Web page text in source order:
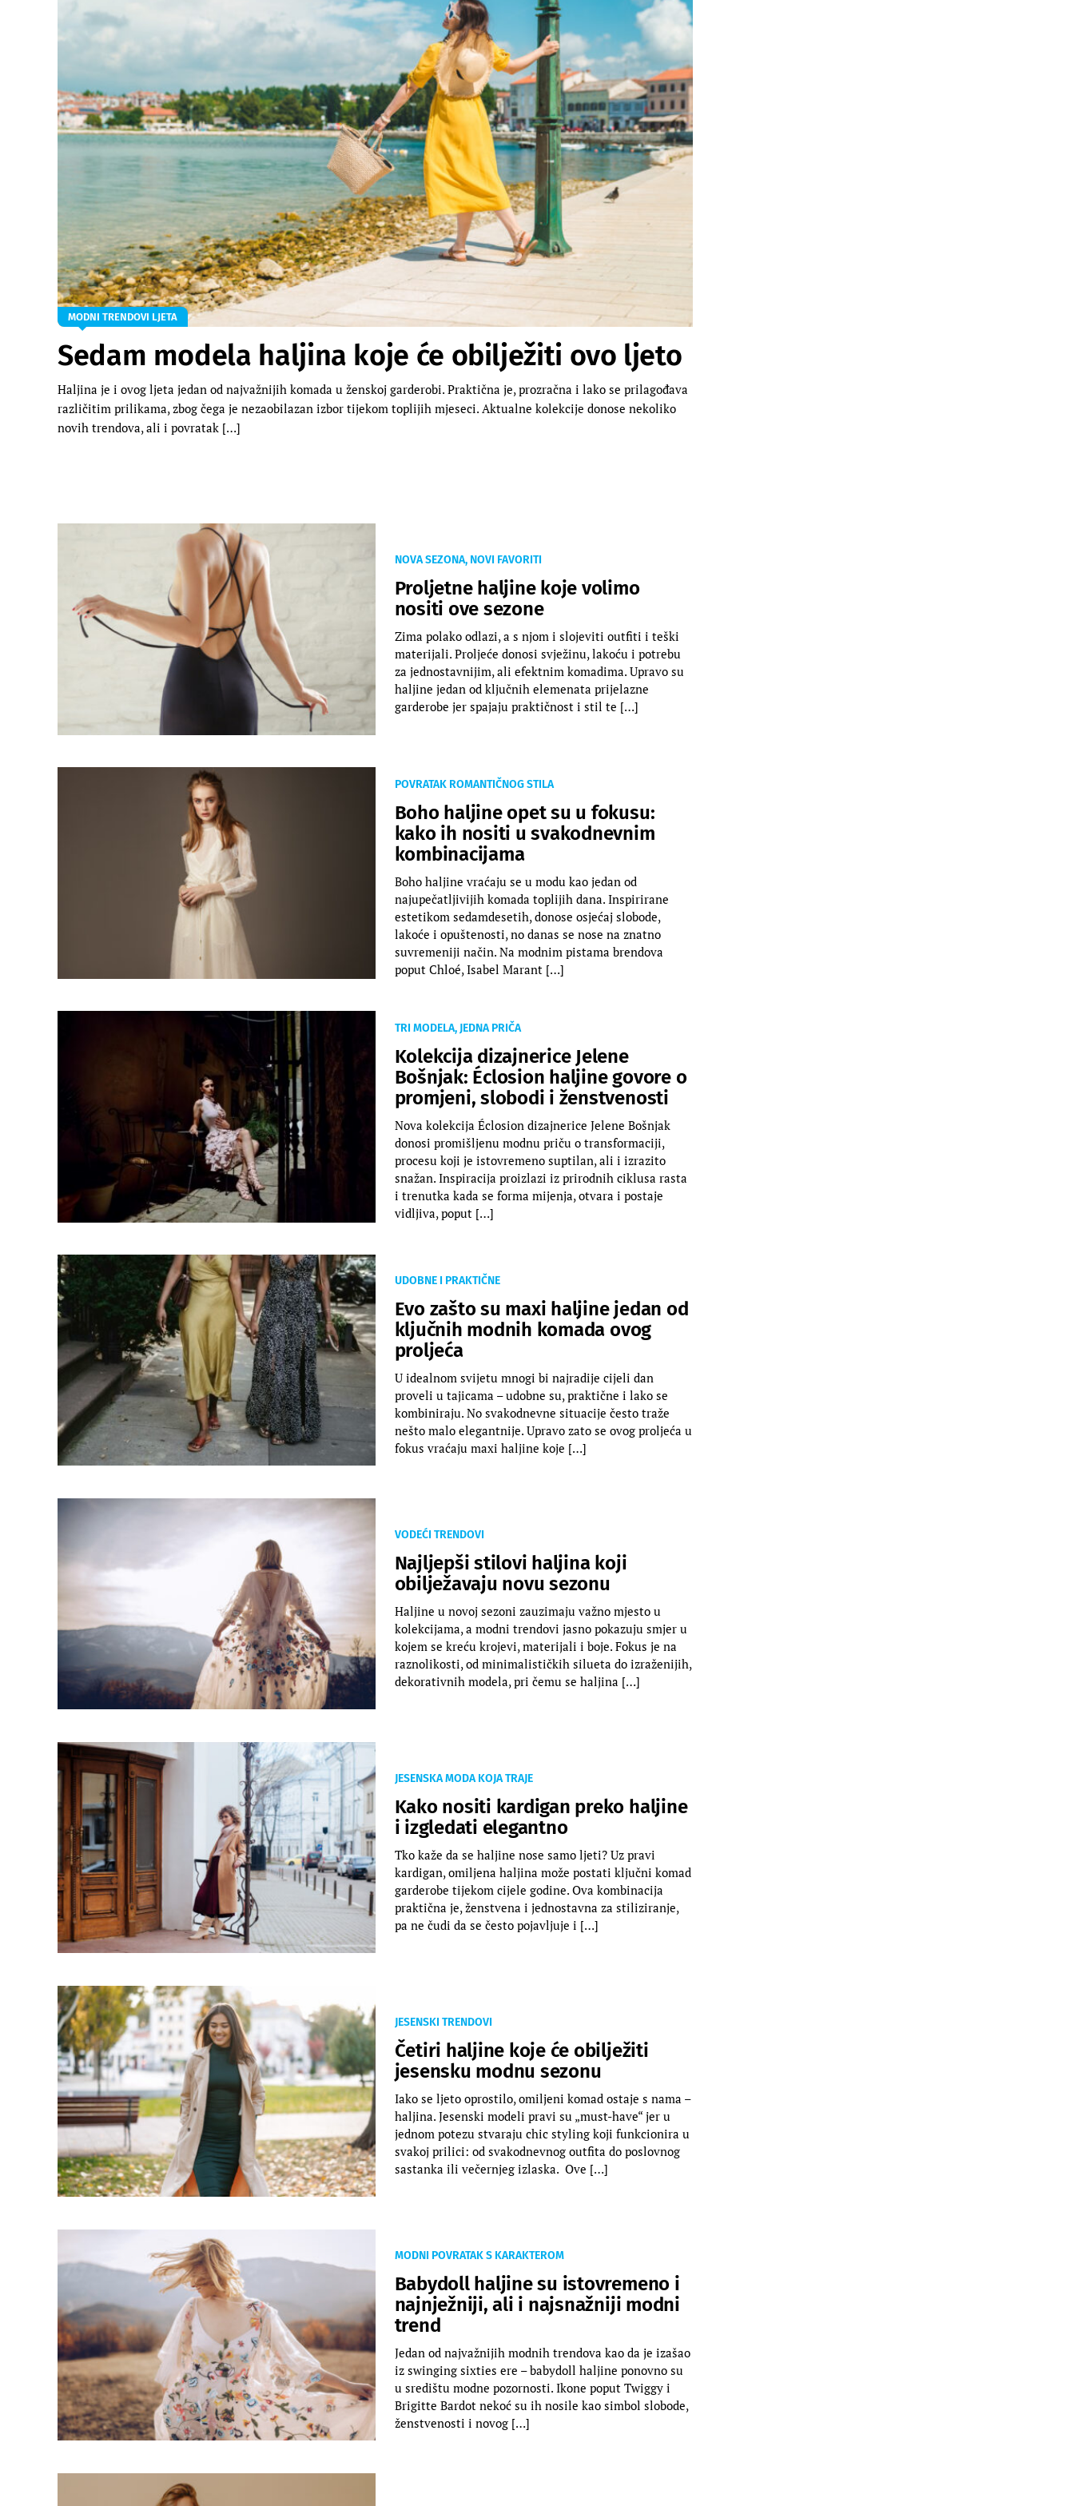
MODNI TRENDOVI LJETA
Sedam modela haljina koje će obilježiti ovo ljeto
Haljina je i ovog ljeta jedan od najvažnijih komada u ženskoj garderobi. Praktična je, prozračna i lako se prilagođava
različitim prilikama, zbog čega je nezaobilazan izbor tijekom toplijih mjeseci. Aktualne kolekcije donose nekoliko
novih trendova, ali i povratak […]
NOVA SEZONA, NOVI FAVORITI
Proljetne haljine koje volimo
nositi ove sezone
Zima polako odlazi, a s njom i slojeviti outfiti i teški
materijali. Proljeće donosi svježinu, lakoću i potrebu
za jednostavnijim, ali efektnim komadima. Upravo su
haljine jedan od ključnih elemenata prijelazne
garderobe jer spajaju praktičnost i stil te […]
POVRATAK ROMANTIČNOG STILA
Boho haljine opet su u fokusu:
kako ih nositi u svakodnevnim
kombinacijama
Boho haljine vraćaju se u modu kao jedan od
najupečatljivijih komada toplijih dana. Inspirirane
estetikom sedamdesetih, donose osjećaj slobode,
lakoće i opuštenosti, no danas se nose na znatno
suvremeniji način. Na modnim pistama brendova
poput Chloé, Isabel Marant […]
TRI MODELA, JEDNA PRIČA
Kolekcija dizajnerice Jelene
Bošnjak: Éclosion haljine govore o
promjeni, slobodi i ženstvenosti
Nova kolekcija Éclosion dizajnerice Jelene Bošnjak
donosi promišljenu modnu priču o transformaciji,
procesu koji je istovremeno suptilan, ali i izrazito
snažan. Inspiracija proizlazi iz prirodnih ciklusa rasta
i trenutka kada se forma mijenja, otvara i postaje
vidljiva, poput […]
UDOBNE I PRAKTIČNE
Evo zašto su maxi haljine jedan od
ključnih modnih komada ovog
proljeća
U idealnom svijetu mnogi bi najradije cijeli dan
proveli u tajicama – udobne su, praktične i lako se
kombiniraju. No svakodnevne situacije često traže
nešto malo elegantnije. Upravo zato se ovog proljeća u
fokus vraćaju maxi haljine koje […]
VODEĆI TRENDOVI
Najljepši stilovi haljina koji
obilježavaju novu sezonu
Haljine u novoj sezoni zauzimaju važno mjesto u
kolekcijama, a modni trendovi jasno pokazuju smjer u
kojem se kreću krojevi, materijali i boje. Fokus je na
raznolikosti, od minimalističkih silueta do izraženijih,
dekorativnih modela, pri čemu se haljina […]
JESENSKA MODA KOJA TRAJE
Kako nositi kardigan preko haljine
i izgledati elegantno
Tko kaže da se haljine nose samo ljeti? Uz pravi
kardigan, omiljena haljina može postati ključni komad
garderobe tijekom cijele godine. Ova kombinacija
praktična je, ženstvena i jednostavna za stiliziranje,
pa ne čudi da se često pojavljuje i […]
JESENSKI TRENDOVI
Četiri haljine koje će obilježiti
jesensku modnu sezonu
Iako se ljeto oprostilo, omiljeni komad ostaje s nama –
haljina. Jesenski modeli pravi su „must-have“ jer u
jednom potezu stvaraju chic styling koji funkcionira u
svakoj prilici: od svakodnevnog outfita do poslovnog
sastanka ili večernjeg izlaska. Ove […]
MODNI POVRATAK S KARAKTEROM
Babydoll haljine su istovremeno i
najnježniji, ali i najsnažniji modni
trend
Jedan od najvažnijih modnih trendova kao da je izašao
iz swinging sixties ere – babydoll haljine ponovno su
u središtu modne pozornosti. Ikone poput Twiggy i
Brigitte Bardot nekoć su ih nosile kao simbol slobode,
ženstvenosti i novog […]